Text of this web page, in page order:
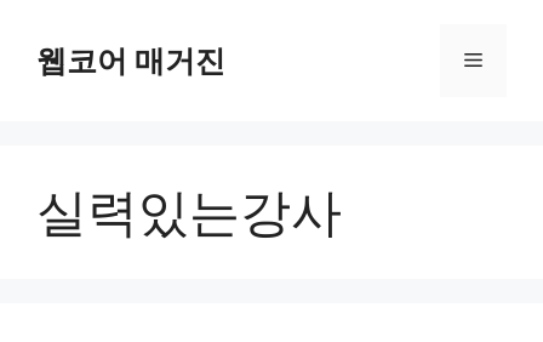
웹코어 매거진 메
실력있는강사